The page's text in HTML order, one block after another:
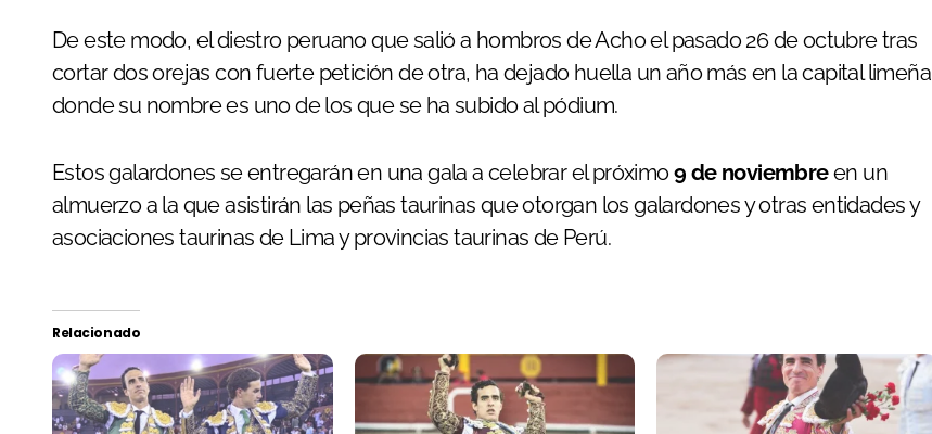
De este modo, el diestro peruano que salió a hombros de Acho el pasado 26 de octubre tras
cortar dos orejas con fuerte petición de otra, ha dejado huella un año más en la capital limeña
donde su nombre es uno de los que se ha subido al pódium.
Estos galardones se entregarán en una gala a celebrar el próximo9 de noviembreen un
almuerzo a la que asistirán las peñas taurinas que otorgan los galardones y otras entidades y
asociaciones taurinas de Lima y provincias taurinas de Perú.
Relacionado